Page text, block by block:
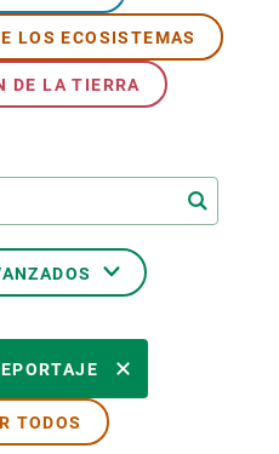
LOS ECOSISTEMAS
DE LA TIERRA
TODOS